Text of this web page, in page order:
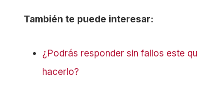
También te puede interesar:
¿Podrás responder sin fallos este
hacerlo?